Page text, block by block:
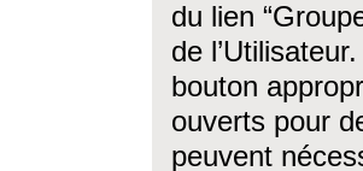
du lien
de
bouton
ouverts pour
peuvent